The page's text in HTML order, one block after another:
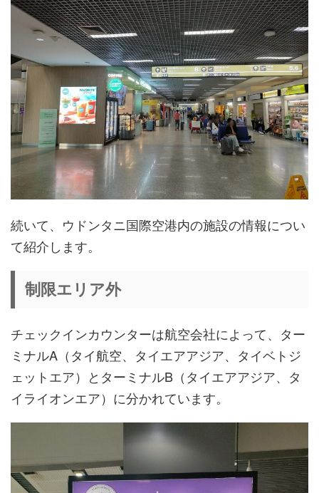
続いて、ウドンタニ国際空港内の施設の情報につい
て紹介します。
制限エリア外
チェックインカウンターは航空会社によって、ター
ミナルA（タイ航空、タイエアアジア、タイベトジ
ェットエア）とターミナルB（タイエアアジア、タ
イライオンエア）に分かれています。